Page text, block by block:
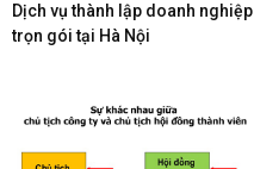
Dịch vụ thành lập doanh nghiệp
trọn gói tại Hà Nội